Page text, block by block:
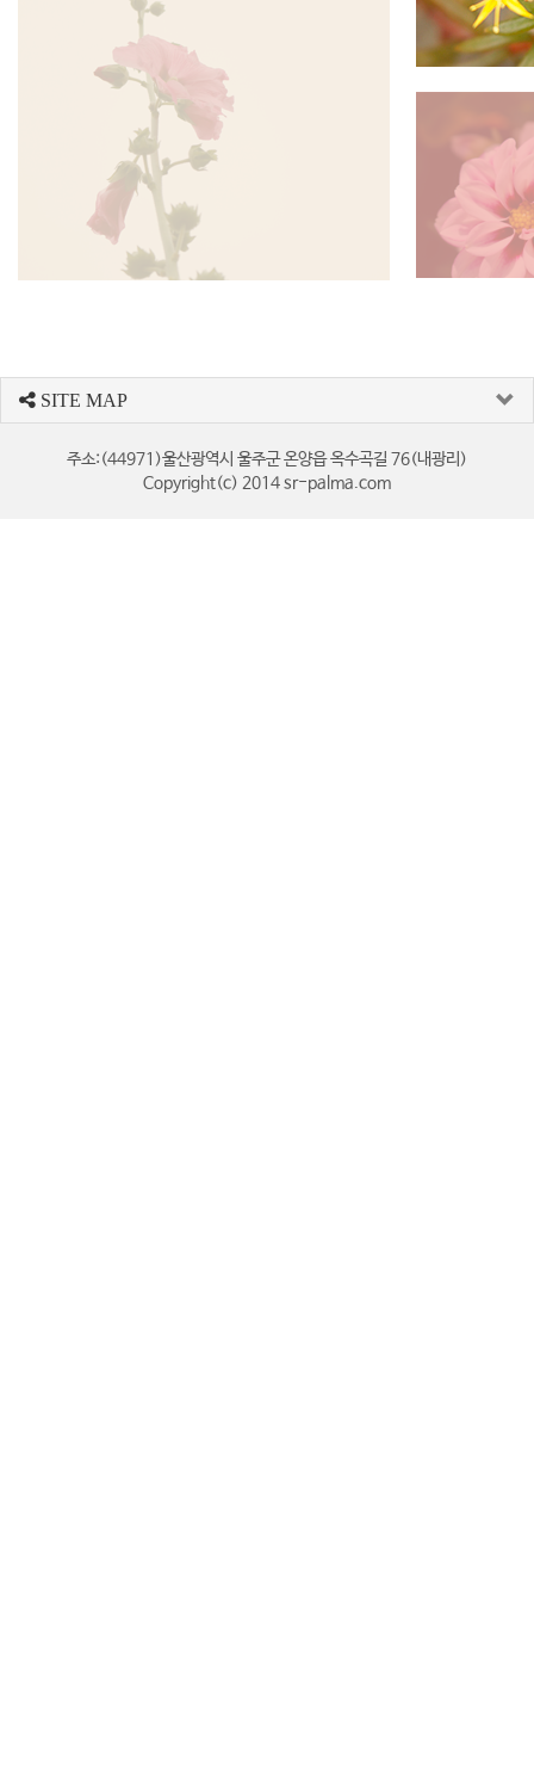
SITE MAP
주소:(44971)울산광역시 울주군 온양읍 옥수곡길 76(내광리)
Copyright(c) 2014 sr-palma.com